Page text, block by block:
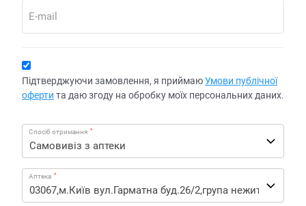
E-mail
Підтверджуючи замовлення, я приймаюУмови публічної
оферти та даю згоду на обробку моїх персональних даних.
Спосіб отримання *
Аптека *